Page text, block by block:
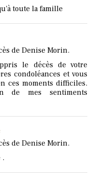
toute la famille
de Denise Morin.
le décès de votre
condoléances et vous
ces moments difficiles.
de mes sentiments
de Denise Morin.
.